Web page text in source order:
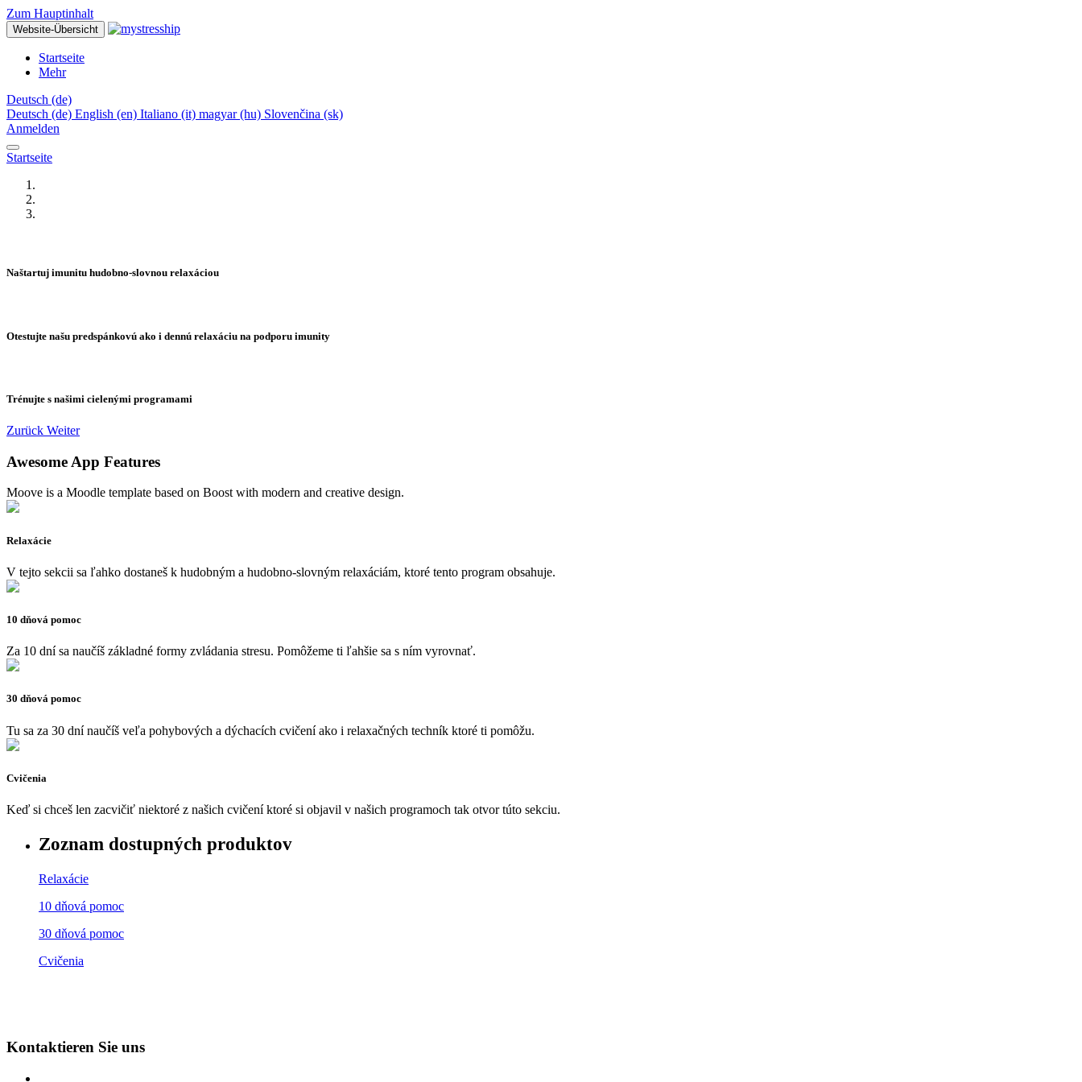
Zum Hauptinhalt
Website-Übersicht
Startseite
Mehr
Deutsch ‎(de)‎
Deutsch ‎(de)‎ English ‎(en)‎ Italiano ‎(it)‎ magyar ‎(hu)‎ Slovenčina ‎(sk)‎
Anmelden
Startseite
Naštartuj imunitu hudobno-slovnou relaxáciou
Otestujte našu predspánkovú ako i dennú relaxáciu na podporu imunity
Trénujte s našimi cielenými programami
Zurück Weiter
Awesome App Features
Moove is a Moodle template based on Boost with modern and creative design.
Relaxácie
V tejto sekcii sa ľahko dostaneš k hudobným a hudobno-slovným relaxáciám, ktoré tento program obsahuje.
10 dňová pomoc
Za 10 dní sa naučíš základné formy zvládania stresu. Pomôžeme ti ľahšie sa s ním vyrovnať.
30 dňová pomoc
Tu sa za 30 dní naučíš veľa pohybových a dýchacích cvičení ako i relaxačných techník ktoré ti pomôžu.
Cvičenia
Keď si chceš len zacvičiť niektoré z našich cvičení ktoré si objavil v našich programoch tak otvor túto sekciu.
Zoznam dostupných produktov
Relaxácie
10 dňová pomoc
30 dňová pomoc
Cvičenia
Kontaktieren Sie uns